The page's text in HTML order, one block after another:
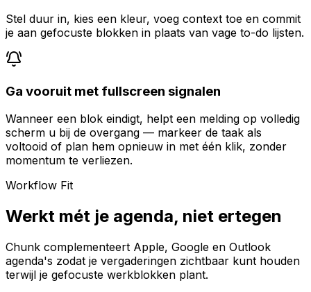
Stel duur in, kies een kleur, voeg context toe en commit
je aan gefocuste blokken in plaats van vage to-do lijsten.
Ga vooruit met fullscreen signalen
Wanneer een blok eindigt, helpt een melding op volledig
scherm u bij de overgang — markeer de taak als
voltooid of plan hem opnieuw in met één klik, zonder
momentum te verliezen.
Workflow Fit
Werkt mét je agenda, niet ertegen
Chunk complementeert Apple, Google en Outlook
agenda's zodat je vergaderingen zichtbaar kunt houden
terwijl je gefocuste werkblokken plant.